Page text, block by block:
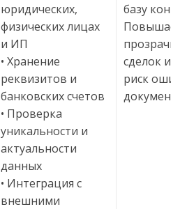
юридических,
физических лицах
и ИП
• Хранение
реквизитов и
банковских счетов
• Проверка
уникальности и
актуальности
данных
• Интеграция с
внешними
базу
сделок и
риск